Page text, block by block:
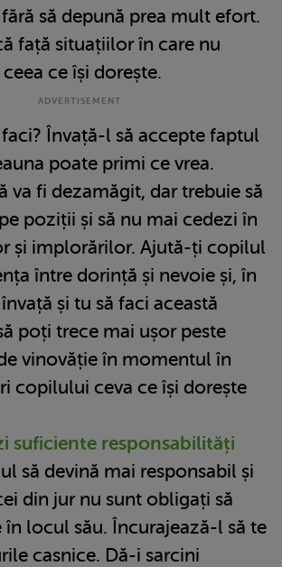
să depună prea mult efort.
față situațiilor în care nu
ce își dorește.
Învață-l să accepte faptul
poate primi ce vrea.
va fi dezamăgit, dar trebuie să
poziții și să nu mai cedezi în
și implorărilor. Ajută-ți copilul
între dorință și nevoie și, în
și tu să faci această
poți trece mai ușor peste
vinovăție în momentul în
copilului ceva ce își dorește
suficiente responsabilități
să devină mai responsabil și
din jur nu sunt obligați să
locul său. Încurajează-l să te
casnice. Dă-i sarcini